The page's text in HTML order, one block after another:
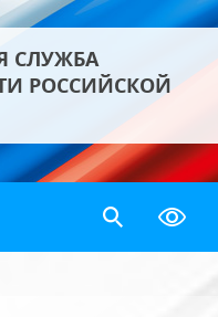
СЛУЖБА
РОССИЙСКОЙ